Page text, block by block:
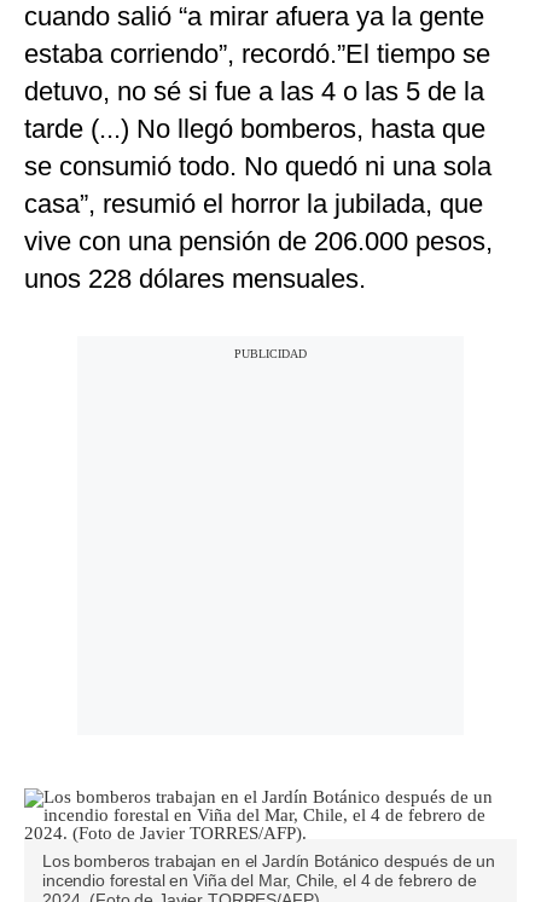
cuando salió “a mirar afuera ya la gente
estaba corriendo”, recordó.”El tiempo se
detuvo, no sé si fue a las 4 o las 5 de la
tarde (...) No llegó bomberos, hasta que
se consumió todo. No quedó ni una sola
casa”, resumió el horror la jubilada, que
vive con una pensión de 206.000 pesos,
unos 228 dólares mensuales.
Los bomberos trabajan en el Jardín Botánico después de un
incendio forestal en Viña del Mar, Chile, el 4 de febrero de